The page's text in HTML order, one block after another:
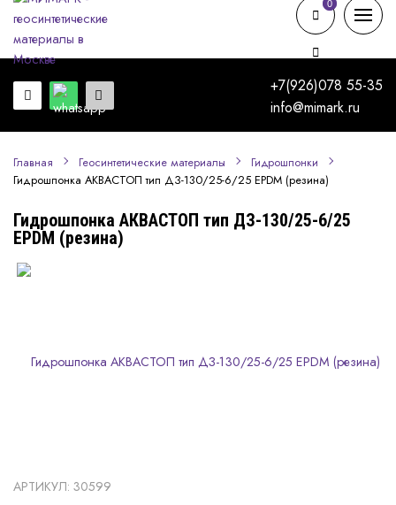
+7(926)078 55-35
info@mimark.ru
0
0
Главная Геосинтетические материалы Гидрошпонки
Гидрошпонка АКВАСТОП тип ДЗ-130/25-6/25 EPDM (резина)
Гидрошпонка АКВАСТОП тип ДЗ-130/25-6/25
EPDM (резина)
АРТИКУЛ: 30599